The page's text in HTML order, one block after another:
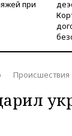
при
Происшествия